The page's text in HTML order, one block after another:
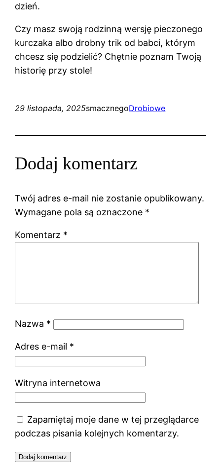
dzień.
Czy masz swoją rodzinną wersję pieczonego
kurczaka albo drobny trik od babci, którym
chcesz się podzielić? Chętnie poznam Twoją
historię przy stole!
29 listopada, 2025smacznegoDrobiowe
Dodaj komentarz
Twój adres e-mail nie zostanie opublikowany.
Wymagane pola są oznaczone *
Komentarz *
Nazwa *
Adres e-mail *
Witryna internetowa
Zapamiętaj moje dane w tej przeglądarce
podczas pisania kolejnych komentarzy.